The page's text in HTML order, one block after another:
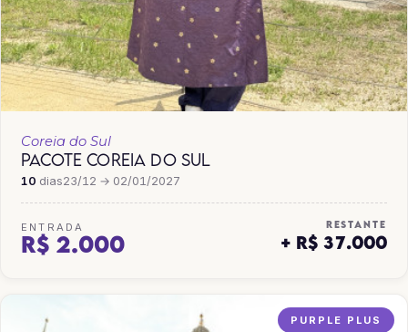
Coreia do Sul
PACOTE COREIA DO SUL
10 dias23/12 → 02/01/2027
ENTRADA
R$ 2.000
RESTANTE
+ R$ 37.000
PURPLE PLUS